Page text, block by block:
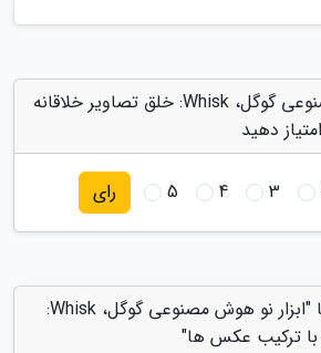
به "ابزار نو هوش مصنوعی گوگل، Whisk: خلق تصاویر خلاقانه
دهید
3
4
5 رای
دیدگاه های مرتبط با "ابزار نو هوش مصنوعی گوگل، Whisk:
با ترکیب عکس ها"